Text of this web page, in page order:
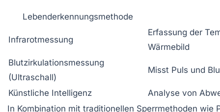
Lebenderkennungsmethode
Infrarotmessung
Erfassung der
Wärmebild
Blutzirkulationsmessung
(Ultraschall)
Misst Puls und
Künstliche Intelligenz
Analyse von
In Kombination mit traditionellen Sperrmethoden